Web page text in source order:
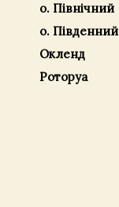
о. Північний
о. Південний
Окленд
Роторуа